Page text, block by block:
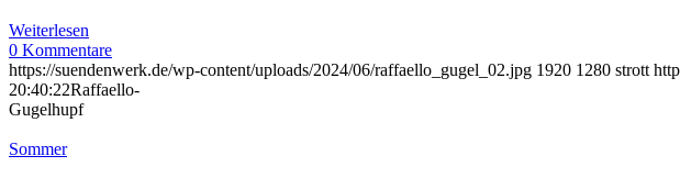
Weiterlesen
0 Kommentare
https://suendenwerk.de/wp-content/uploads/2024/06/raffaello_gugel_02.jpg 1920 1280 strott
20:40:22Raffaello-
Gugelhupf
Sommer